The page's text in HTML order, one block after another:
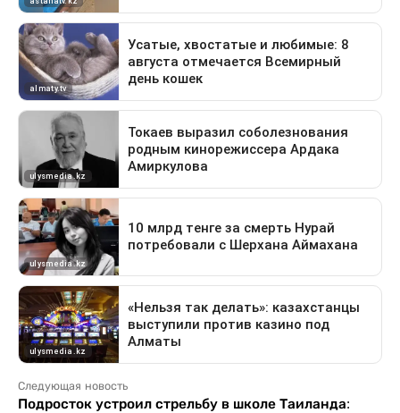
Следующая новость
Подросток устроил стрельбу в школе Таиланда: